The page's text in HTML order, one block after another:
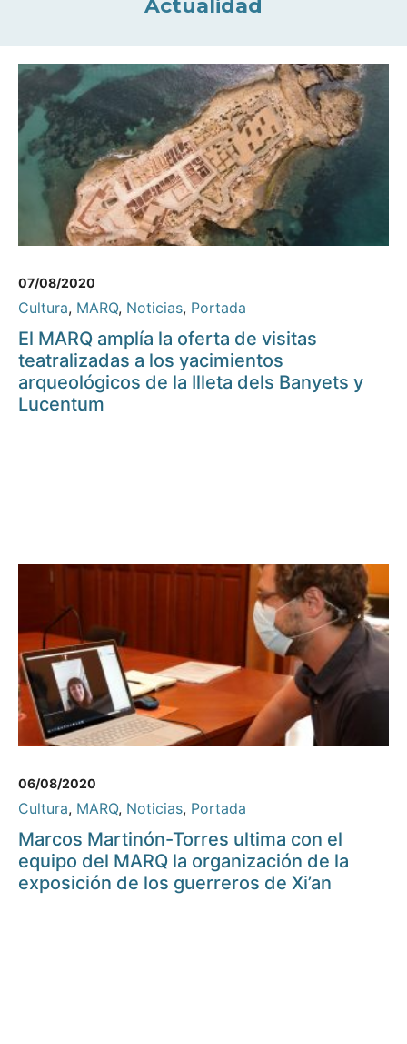
Actualidad
07/08/2020
Cultura, MARQ, Noticias, Portada
El MARQ amplía la oferta de visitas
teatralizadas a los yacimientos
arqueológicos de la Illeta dels Banyets y
Lucentum
06/08/2020
Cultura, MARQ, Noticias, Portada
Marcos Martinón-Torres ultima con el
equipo del MARQ la organización de la
exposición de los guerreros de Xi’an